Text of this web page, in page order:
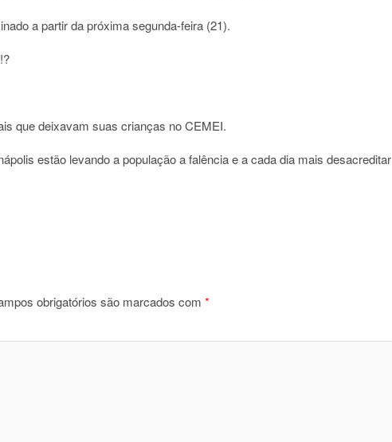
a partir da próxima segunda-feira (21).
que deixavam suas crianças no CEMEI.
estão levando a população a falência e a cada dia mais desacreditar
obrigatórios são marcados com *